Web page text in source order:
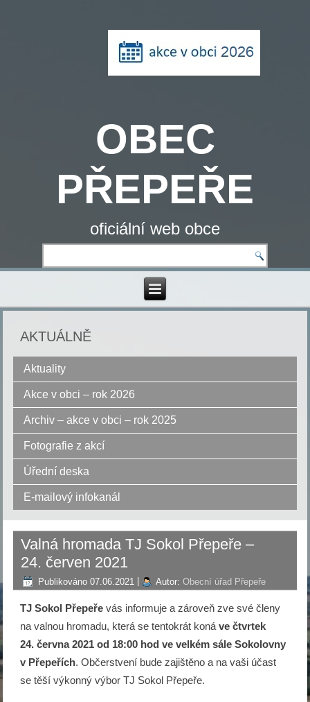
OBEC
PŘEPEŘE
oficiální web obce
AKTUÁLNĚ
Aktuality
Akce v obci – rok 2026
Archiv – akce v obci – rok 2025
Fotografie z akcí
Úřední deska
E-mailový infokanál
Valná hromada TJ Sokol Přepeře –
24. červen 2021
Publikováno 07.06.2021 Autor: Obecní úřad Přepeře
TJ Sokol Přepeře vás informuje a zároveň zve své členy
na valnou hromadu, která se tentokrát konáve čtvrtek
24. června 2021 od 18:00 hod ve velkém sále Sokolovny
v Přepeřích. Občerstvení bude zajištěno a na vaši účast
se těší výkonný výbor TJ Sokol Přepeře.